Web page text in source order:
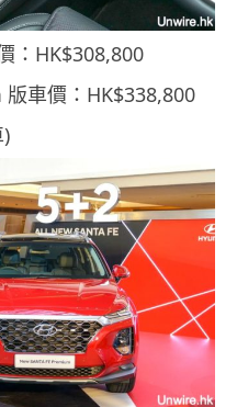
：HK$308,800
車價：HK$338,800